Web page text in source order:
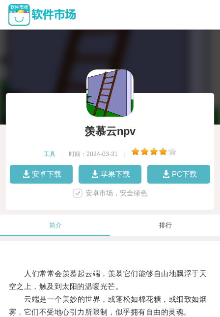
羡慕云npv
工具 时间：2024-03-31
安卓下载 苹果下载 PC下载
安卓市场，安全绿色
简介 排行
人们常常会羡慕起云端，羡慕它们能够自由地飘浮于天
空之上，触及到太阳的温暖光芒。
云端是一个美妙的世界，或蓬松如棉花糖，或细致如烟
雾，它们不受地心引力所限制，似乎拥有自由的灵魂。